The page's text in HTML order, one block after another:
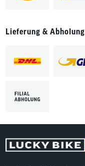
Lieferung & Abholung